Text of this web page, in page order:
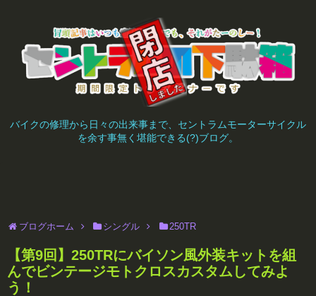
バイクの修理から日々の出来事まで、セントラムモーターサイクル
を余す事無く堪能できる(?)ブログ。
ブログホーム シングル 250TR
【第9回】250TRにバイソン風外装キットを組
んでビンテージモトクロスカスタムしてみよ
う！